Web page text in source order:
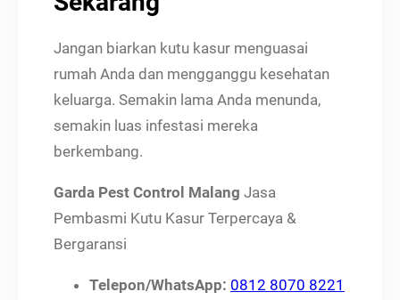
Jangan biarkan kutu kasur menguasai
rumah Anda dan mengganggu kesehatan
keluarga. Semakin lama Anda menunda,
semakin luas infestasi mereka
berkembang.
Garda Pest Control Malang Jasa
Pembasmi Kutu Kasur Terpercaya &
Bergaransi
Telepon/WhatsApp: 0812 8070 8221